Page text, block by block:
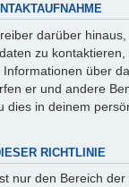
darüber
zu
über
er und andere
dies in deinem
RICHTLINIE
nur den Bereich